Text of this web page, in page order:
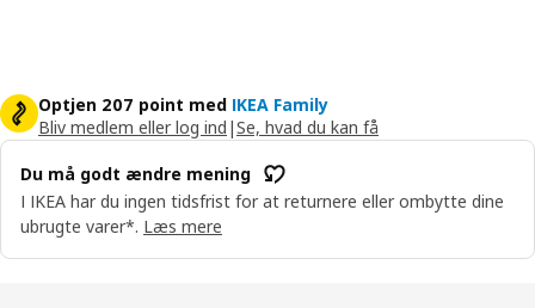
Optjen 207 point med IKEA Family
Bliv medlem eller log ind |Se, hvad du kan få
Du må godt ændre mening
I IKEA har du ingen tidsfrist for at returnere eller ombytte dine
ubrugte varer*. Læs mere